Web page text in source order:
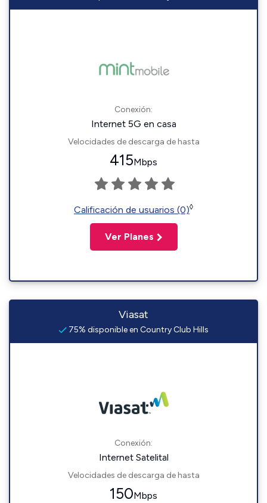
Conexión:
Internet 5G en casa
Velocidades de descarga de hasta
415Mbps
Calificación de usuarios (0)◊
Ver Planes
Viasat
75% disponible en Country Club Hills
Conexión:
Internet Satelital
Velocidades de descarga de hasta
150Mbps